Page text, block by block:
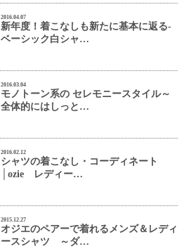
2016.04.07
新年度！着こなしも新たに基本に返る-
ベーシック白シャ…
2016.03.04
モノトーン系の セレモニースタイル～
全体的にはしっと…
2016.02.12
シャツの着こなし・コーディネート
│ozie レディー…
2015.12.27
オジエのペアーで着れるメンズ＆レディ
ースシャツ ～ダ…